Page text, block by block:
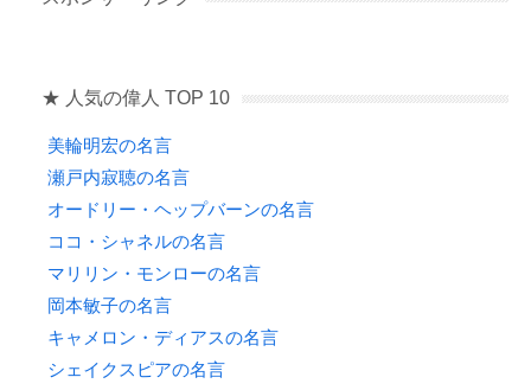
★ 人気の偉人 TOP 10
美輪明宏の名言
瀬戸内寂聴の名言
オードリー・ヘップバーンの名言
ココ・シャネルの名言
マリリン・モンローの名言
岡本敏子の名言
キャメロン・ディアスの名言
シェイクスピアの名言